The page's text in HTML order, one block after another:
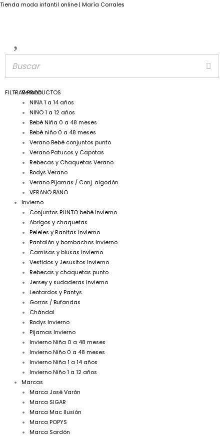
Tienda moda infantil online | María Corrales
Verano
NIÑA 1 a 14 años
NIÑO 1 a 12 años
Bebé Niña 0 a 48 meses
Bebé niño 0 a 48 meses
Verano Bebé conjuntos punto
Verano Patucos y Capotas
Rebecas y Chaquetas Verano
Bodys Verano
Verano Pijamas / Conj. algodón
VERANO BAÑO
Invierno
Conjuntos PUNTO bebé Invierno
Abrigos y chaquetas
Peleles y Ranitas Invierno
Pantalón y bombachos Invierno
Camisas y blusas Invierno
Vestidos y Jesusitos Invierno
Rebecas y chaquetas punto
Jersey y sudaderas Invierno
Leotardos y Pantys
Gorros / Bufandas
Chándal
Bodys Invierno
Pijamas Invierno
Invierno Niña 0 a 48 meses
Invierno Niño 0 a 48 meses
Invierno Niña 1 a 14 años
Invierno Niño 1 a 12 años
Marcas
Marca José Varón
Marca SIGAR
Marca Mac Ilusión
Marca POPYS
Marca Sardón
FILTRAR PRODUCTOS